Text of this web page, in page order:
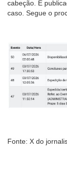
cabeção. É
caso. Segue o
Fonte: X do